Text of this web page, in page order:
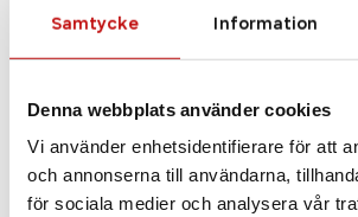
Samtycke Information
Denna webbplats använder cookies
Vi använder enhetsidentifierare för att
och annonserna till användarna,
för sociala medier och analysera vår
Se alla bågar